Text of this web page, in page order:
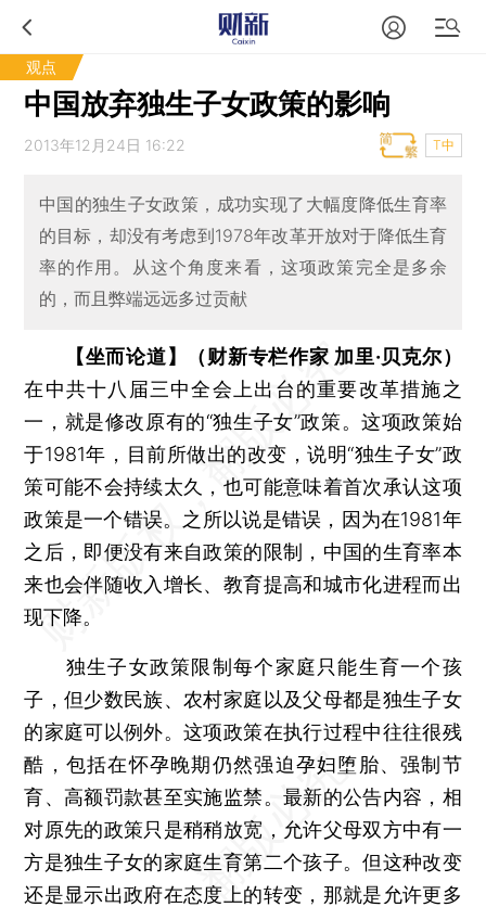
观点
中国放弃独生子女政策的影响
2013年12月24日 16:22 T中
中国的独生子女政策，成功实现了大幅度降低生育率
的目标，却没有考虑到1978年改革开放对于降低生育
率的作用。从这个角度来看，这项政策完全是多余
的，而且弊端远远多过贡献
【坐而论道】（财新专栏作家 加里·贝克尔）
在中共十八届三中全会上出台的重要改革措施之
一，就是修改原有的“独生子女”政策。这项政策始
于1981年，目前所做出的改变，说明“独生子女”政
策可能不会持续太久，也可能意味着首次承认这项
政策是一个错误。之所以说是错误，因为在1981年
之后，即便没有来自政策的限制，中国的生育率本
来也会伴随收入增长、教育提高和城市化进程而出
现下降。
独生子女政策限制每个家庭只能生育一个孩
子，但少数民族、农村家庭以及父母都是独生子女
的家庭可以例外。这项政策在执行过程中往往很残
酷，包括在怀孕晚期仍然强迫孕妇堕胎、强制节
育、高额罚款甚至实施监禁。最新的公告内容，相
对原先的政策只是稍稍放宽，允许父母双方中有一
方是独生子女的家庭生育第二个孩子。但这种改变
还是显示出政府在态度上的转变，那就是允许更多